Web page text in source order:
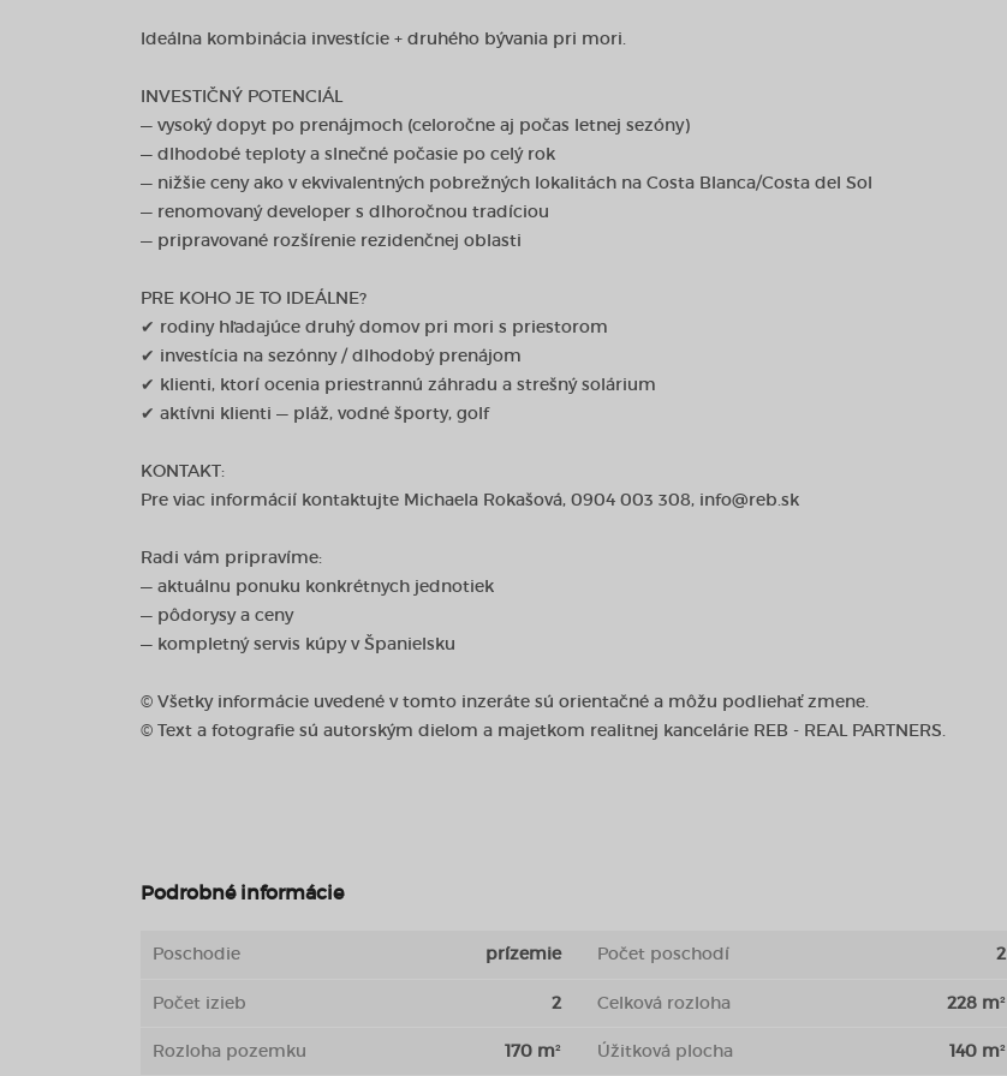
Ideálna kombinácia investície + druhého bývania pri mori.
INVESTIČNÝ POTENCIÁL
— vysoký dopyt po prenájmoch (celoročne aj počas letnej sezóny)
— dlhodobé teploty a slnečné počasie po celý rok
— nižšie ceny ako v ekvivalentných pobrežných lokalitách na Costa Blanca/Costa del Sol
— renomovaný developer s dlhoročnou tradíciou
— pripravované rozšírenie rezidenčnej oblasti
PRE KOHO JE TO IDEÁLNE?
✔ rodiny hľadajúce druhý domov pri mori s priestorom
✔ investícia na sezónny / dlhodobý prenájom
✔ klienti, ktorí ocenia priestrannú záhradu a strešný solárium
✔ aktívni klienti — pláž, vodné športy, golf
KONTAKT:
Pre viac informácií kontaktujte Michaela Rokašová, 0904 003 308, info@reb.sk
Radi vám pripravíme:
— aktuálnu ponuku konkrétnych jednotiek
— pôdorysy a ceny
— kompletný servis kúpy v Španielsku
© Všetky informácie uvedené v tomto inzeráte sú orientačné a môžu podliehať zmene.
© Text a fotografie sú autorským dielom a majetkom realitnej kancelárie REB - REAL PARTNERS.
Podrobné informácie
Poschodie prízemie Počet poschodí 2
Počet izieb 2 Celková rozloha 228 m²
Rozloha pozemku 170 m² Úžitková plocha 140 m²